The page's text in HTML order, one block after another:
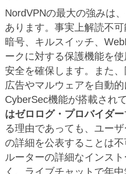
NordVPNの最大の強みは
あります。事実上解読不
暗号、キルスイッチ、
ークに対する保護機能を
安全を確保します。また、
広告やマルウェアを自動
CyberSec機能が搭載され
はゼロログ・プロバイダー
る理由であっても、ユー
の詳細を公表することは
ルーターの詳細なインス
く、ライブチャットで年